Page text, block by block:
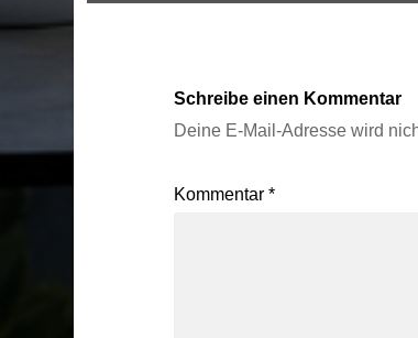
Schreibe einen Kommentar
Deine E-Mail-Adresse wird
Kommentar*